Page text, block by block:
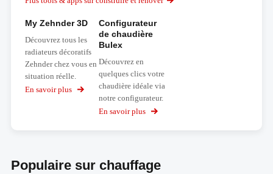
My Zehnder 3D
Découvrez tous les
radiateurs décoratifs
Zehnder chez vous en
situation réelle.
En savoir plus
sur
Zehnder
Configurateur
de chaudière
Bulex
Découvrez en
quelques clics votre
chaudière idéale via
notre configurateur.
En savoir plus
sur
Populaire sur chauffage